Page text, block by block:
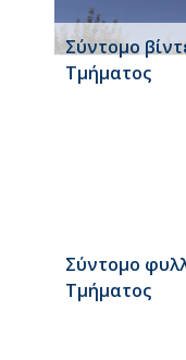
Σύντομο
Τμήματος
Σύντομο
Τμήματος